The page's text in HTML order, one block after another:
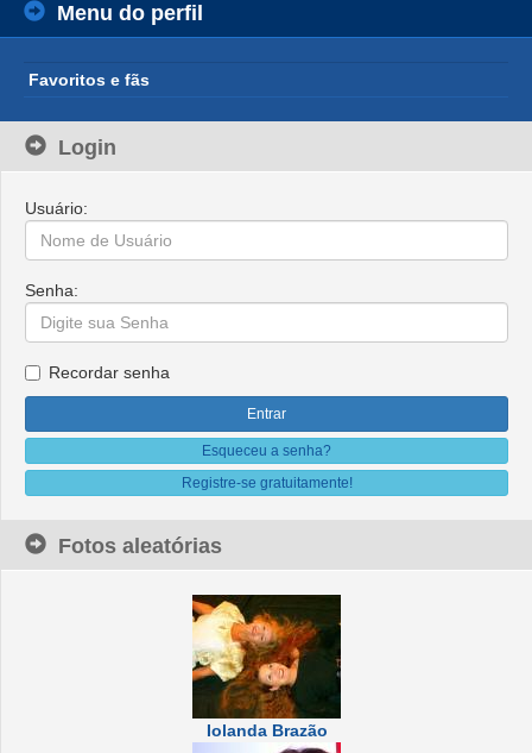
Menu do perfil
Favoritos e fãs
Login
Usuário:
Senha:
Recordar senha
Esqueceu a senha?
Registre-se gratuitamente!
Fotos aleatórias
Iolanda Brazão